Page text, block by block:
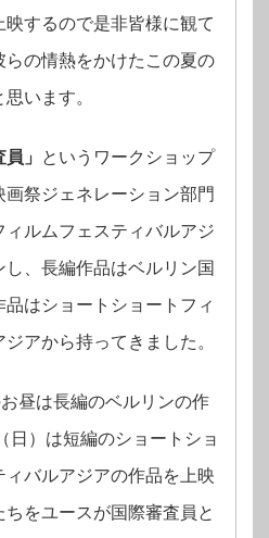
するので是非皆様に観て
らの情熱をかけたこの夏の
います。
」
というワークショップ
祭ジェネレーション部門
ィルムフェスティバルアジ
、長編作品はベルリン国
はショート ショートフィ
アから持ってきました。
昼は長編のベルリンの作
日）は短編のショートショ
バルアジアの作品を上映
をユースが国際審査員と